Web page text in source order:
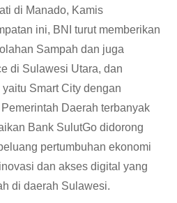
di Manado, Kamis
ini, BNI turut memberikan
Sampah dan juga
di Sulawesi Utara, dan
Smart City dengan
Daerah terbanyak
Bank SulutGo didorong
pertumbuhan ekonomi
dan akses digital yang
di daerah Sulawesi.